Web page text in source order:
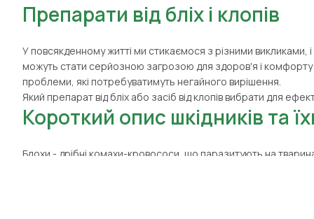
Препарати від бліх і клопів
У повсякденному житті ми стикаємося з різними викликами,
можуть стати серйозною загрозою для здоров'я і комфорту
проблеми, які потребуватимуть негайного вирішення.
Який препарат від бліх або засіб від клопів вибрати для
Короткий опис шкідників та
Блохи - дрібні комахи-кровососи, що паразитують на